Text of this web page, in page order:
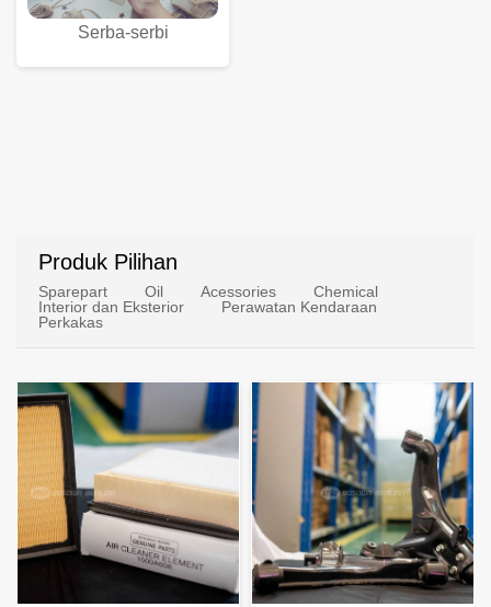
Serba-serbi
Produk Pilihan
Sparepart Oil Acessories
Chemical
Interior dan Eksterior
Perawatan Kendaraan
Perkakas